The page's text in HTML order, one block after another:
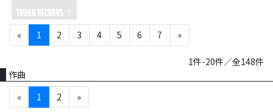
« 1 2 3 4 5 6 7 »
1件-20件／全148件
作曲
«
1 2 »